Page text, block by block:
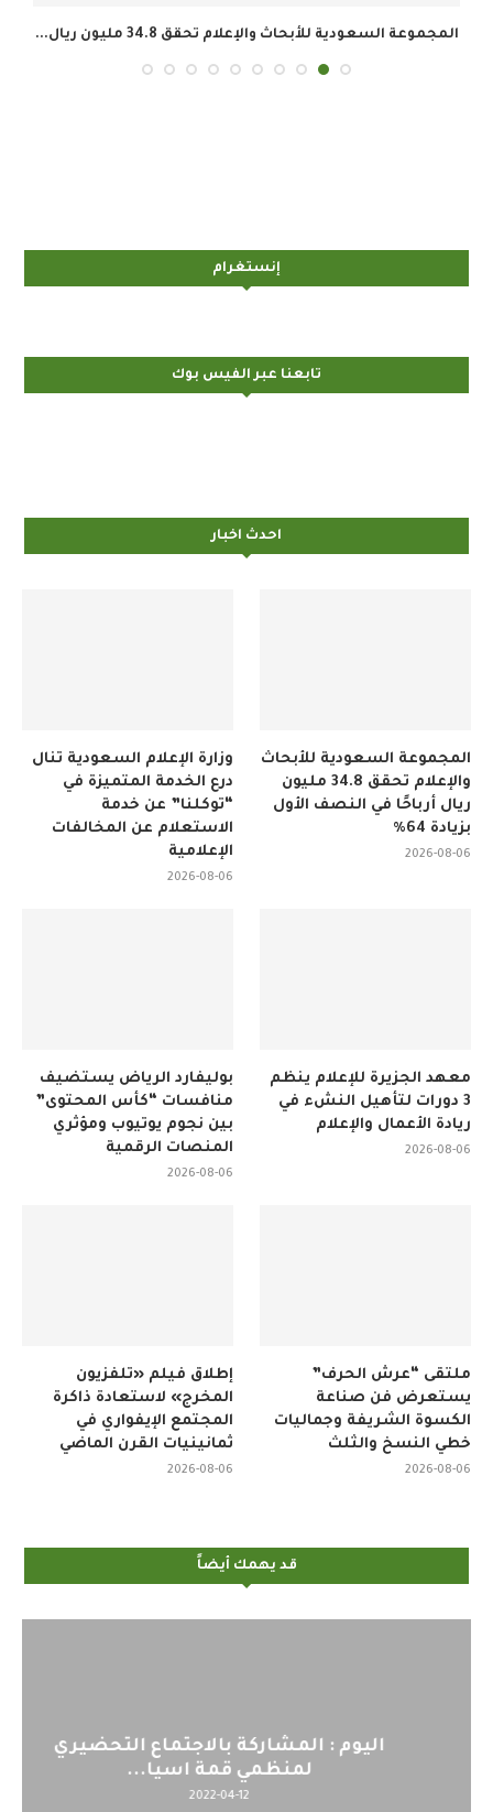
المجموعة السعودية للأبحاث والإعلام تحقق 34.8 مليون ريال...
إنستغرام
تابعنا عبر الفيس بوك
احدث اخبار
وزارة الإعلام السعودية تنال
درع الخدمة المتميزة في
“توكلنا” عن خدمة
الاستعلام عن المخالفات
الإعلامية
2026-08-06
المجموعة السعودية للأبحاث
والإعلام تحقق 34.8 مليون
ريال أرباحًا في النصف الأول
بزيادة 64%
2026-08-06
بوليفارد الرياض يستضيف
منافسات “كأس المحتوى”
بين نجوم يوتيوب ومؤثري
المنصات الرقمية
2026-08-06
معهد الجزيرة للإعلام ينظم
3 دورات لتأهيل النشء في
ريادة الأعمال والإعلام
2026-08-06
إطلاق فيلم «تلفزيون
المخرج» لاستعادة ذاكرة
المجتمع الإيفواري في
ثمانينيات القرن الماضي
2026-08-06
ملتقى “عرش الحرف”
يستعرض فن صناعة
الكسوة الشريفة وجماليات
خطي النسخ والثلث
2026-08-06
قد يهمك أيضاً
اليوم : المشاركة بالاجتماع التحضيري
لمنظمي قمة اسيا...
2022-04-12